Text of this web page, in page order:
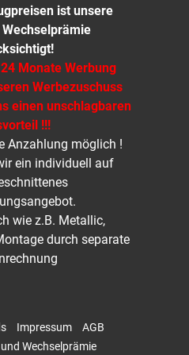
ist unsere
Monate Werbung
Werbezuschuss
einen unschlagbaren
!!!
Anzahlung möglich !
ein individuell auf
wie z.B. Metallic,
durch separate
Impressum
AGB
Wechselprämie